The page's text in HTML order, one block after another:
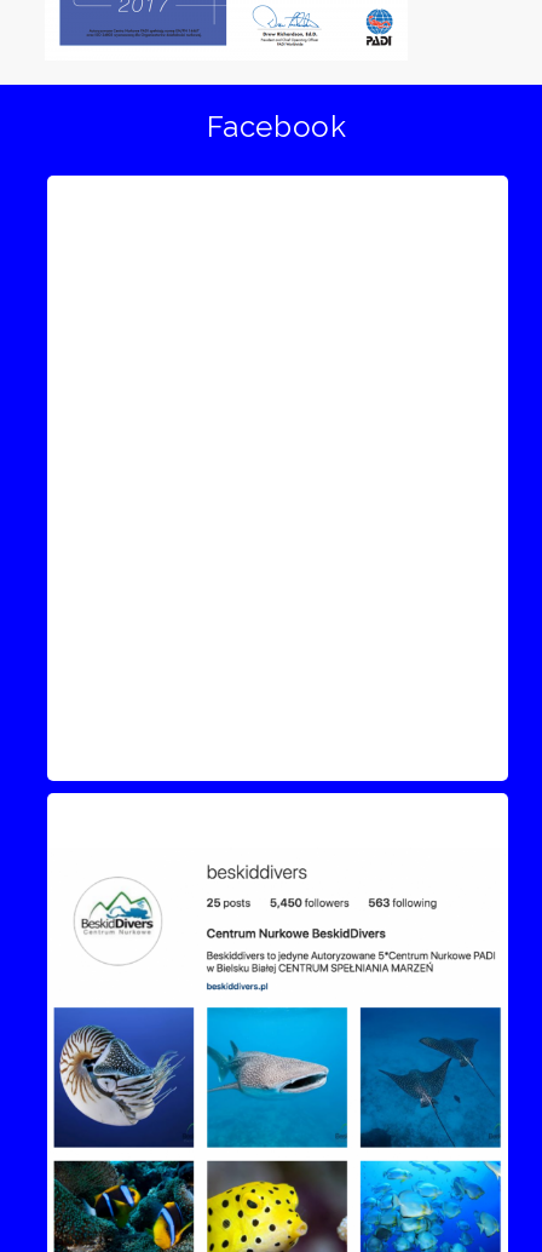
Facebook